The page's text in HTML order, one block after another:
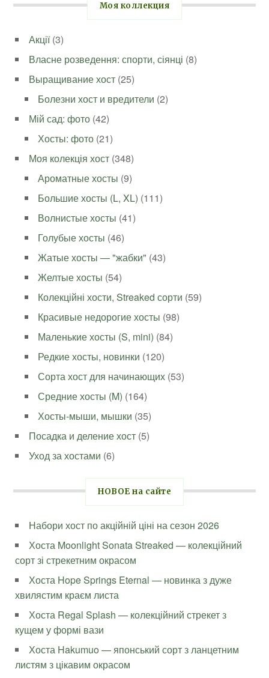
Моя коллекция
Акції(3)
Власне розведення: спорти, сіянці (8)
Выращивание хост (25)
Болезни хост и вредители (2)
Мій сад: фото (42)
Хосты: фото (21)
Моя колекція хост (348)
Ароматные хосты (9)
Большие хосты (L, XL) (111)
Волнистые хосты (41)
Голубые хосты (46)
Жатые хосты — "жабки" (43)
Желтые хосты (54)
Колекційні хости, Streaked сорти (59)
Красивые недорогие хосты (98)
Маленькие хосты (S, mini) (84)
Редкие хосты, новинки (120)
Сорта хост для начинающих (53)
Средние хосты (M) (164)
Хосты-мыши, мышки (35)
Посадка и деление хост (5)
Уход за хостами (6)
НОВОЕ на сайте
Набори хост по акційній ціні на сезон 2026
Хоста Moonlight Sonata Streaked — колекційний
сорт зі стрекетним окрасом
Хоста Hope Springs Eternal — новинка з дуже
хвилястим краєм листа
Хоста Regal Splash — колекційний стрекет з
кущем у формі вази
Хоста Hakumuo — японський сорт з ланцетним
листям з цікавим окрасом